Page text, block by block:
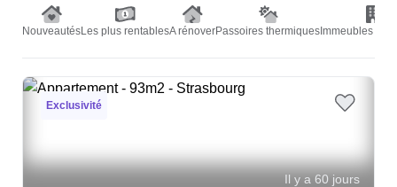
NouveautésLes plus rentablesA rénoverPassoires thermiques Immeubles de
Exclusivité
Il y a 60 jours